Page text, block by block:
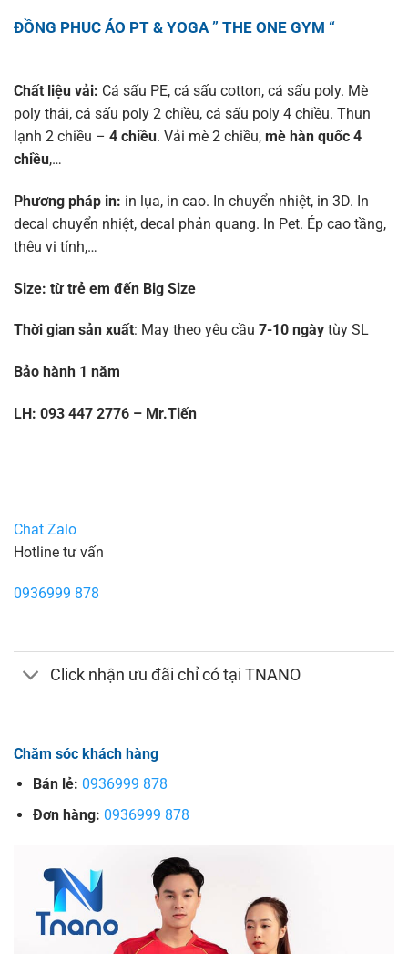
ĐỒNG PHUC ÁO PT & YOGA ” THE ONE GYM “
Chất liệu vải: Cá sấu PE, cá sấu cotton, cá sấu poly. Mè
poly thái, cá sấu poly 2 chiều, cá sấu poly 4 chiều. Thun
lạnh 2 chiều – 4 chiều. Vải mè 2 chiều, mè hàn quốc 4
chiều,…
Phương pháp in: in lụa, in cao. In chuyển nhiệt, in 3D. In
decal chuyển nhiệt, decal phản quang. In Pet. Ép cao tầng,
thêu vi tính,…
Size: từ trẻ em đến Big Size
Thời gian sản xuất: May theo yêu cầu 7-10 ngàytùy SL
Bảo hành 1 năm
LH: 093 447 2776 – Mr.Tiến
Chat Zalo
Hotline tư vấn
0936999 878
Click nhận ưu đãi chỉ có tại TNANO
Chăm sóc khách hàng
Bán lẻ: 0936999 878
Đơn hàng: 0936999 878